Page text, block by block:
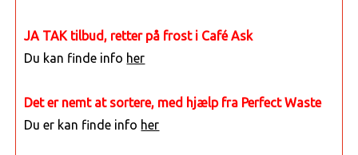
JA TAK tilbud, retter på frost i Café Ask
Du kan finde info her
Det er nemt at sortere, med hjælp fra Perfect Waste
Du er kan finde info her